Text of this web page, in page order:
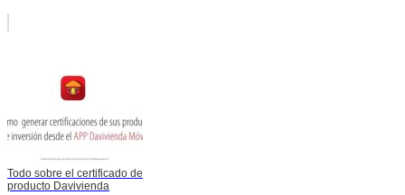
Todo sobre el certificado de
producto Davivienda